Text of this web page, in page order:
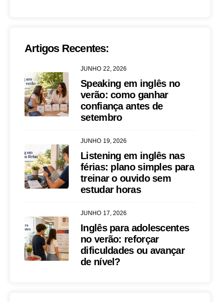
Artigos Recentes:
JUNHO 22, 2026
Speaking em inglês no
verão: como ganhar
confiança antes de
setembro
JUNHO 19, 2026
Listening em inglês nas
férias: plano simples para
treinar o ouvido sem
estudar horas
JUNHO 17, 2026
Inglês para adolescentes
no verão: reforçar
dificuldades ou avançar
de nível?